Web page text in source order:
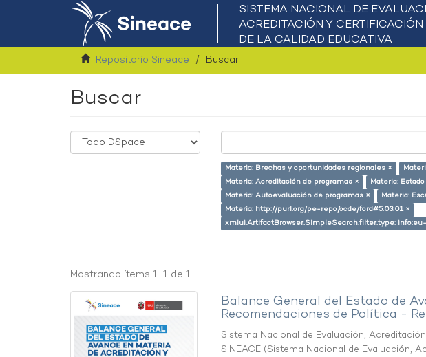
Repositorio Sineace Buscar
Buscar
Materia: Brechas y oportunidades regionales ×
Materia: Acreditación de programas ×
Materia:
Materia: Autoevaluación de programas ×
Materia:
Materia: http://purl.org/pe-repo/ocde/ford#5.03.01 ×
xmlui.ArtifactBrowser.SimpleSearch.filter.type:
Mostrando ítems 1-1 de 1
Balance General del Estado de
Recomendaciones de Política -
Sistema Nacional de Evaluación,
SINEACE (Sistema Nacional de Evaluación,